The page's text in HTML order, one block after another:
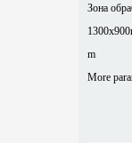
Зона
m
More